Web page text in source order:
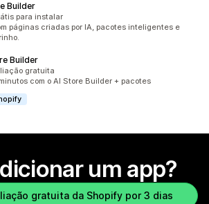
Builder
ao todo
para instalar
páginas criadas por IA, pacotes inteligentes e
Builder
todogratuita
com o AI Store Builder + pacotes
um app?
gratuita da Shopify por 3 dias